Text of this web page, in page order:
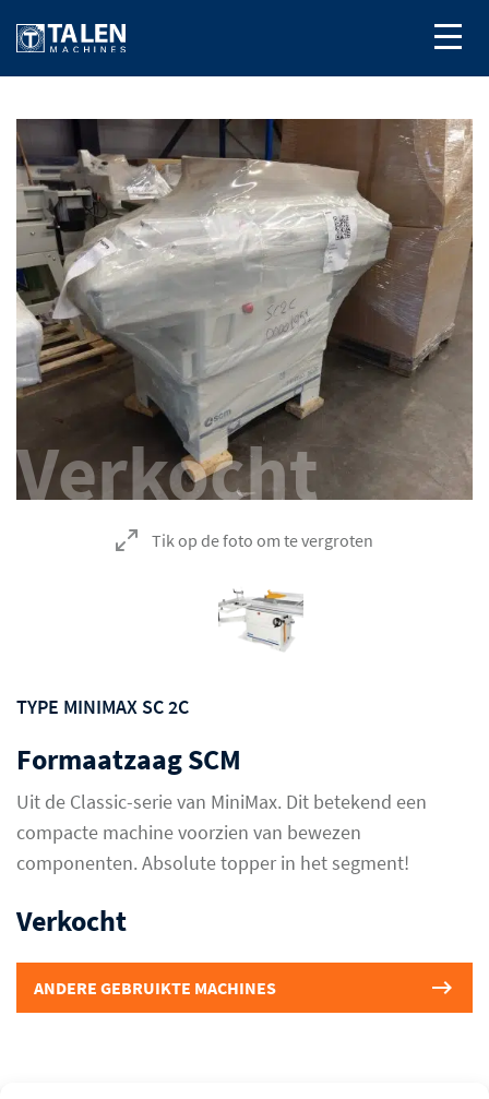
Verkocht
Tik op de foto om te vergroten
TYPE MINIMAX SC 2C
Formaatzaag SCM
Uit de Classic-serie van MiniMax. Dit betekend een
compacte machine voorzien van bewezen
componenten. Absolute topper in het segment!
Verkocht
ANDERE GEBRUIKTE MACHINES